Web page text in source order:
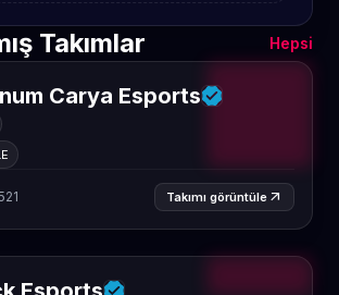
Takımlar Hepsi
Carya Esports
Takımı görüntüle arrow_outward